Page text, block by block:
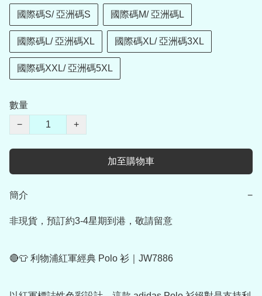
國際碼S/ 亞洲碼S 國際碼M/ 亞洲碼L
國際碼L/ 亞洲碼XL 國際碼XL/ 亞洲碼3XL
國際碼XXL/ 亞洲碼5XL
數量
−
+
加至購物車
簡介 −
非現貨，預訂約3-4星期到港，敬請留意
🔴👕 利物浦紅軍經典 Polo 衫｜JW7886